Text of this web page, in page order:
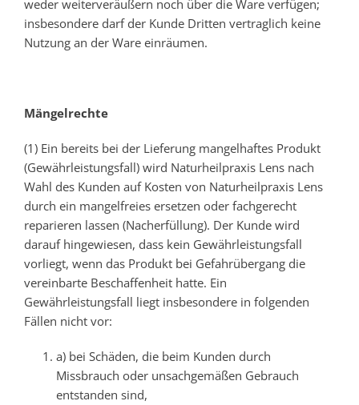
weder weiterveräußern noch über die Ware verfügen;
insbesondere darf der Kunde Dritten vertraglich keine
Nutzung an der Ware einräumen.
Mängelrechte
(1) Ein bereits bei der Lieferung mangelhaftes Produkt
(Gewährleistungsfall) wird Naturheilpraxis Lens nach
Wahl des Kunden auf Kosten von Naturheilpraxis Lens
durch ein mangelfreies ersetzen oder fachgerecht
reparieren lassen (Nacherfüllung). Der Kunde wird
darauf hingewiesen, dass kein Gewährleistungsfall
vorliegt, wenn das Produkt bei Gefahrübergang die
vereinbarte Beschaffenheit hatte. Ein
Gewährleistungsfall liegt insbesondere in folgenden
Fällen nicht vor:
a) bei Schäden, die beim Kunden durch
Missbrauch oder unsachgemäßen Gebrauch
entstanden sind,